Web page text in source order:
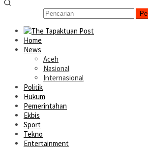
Home
News
Aceh
Nasional
Internasional
Politik
Hukum
Pemerintahan
Ekbis
Sport
Tekno
Entertainment